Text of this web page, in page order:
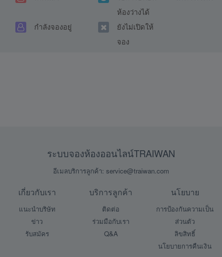
ห้องว่างได้
กำลังจองอยู่
ยังไม่เปิดให้
จอง
ระบบจองห้องออนไลน์TRAIWAN
อีเมลบริการลูกค้า: service@traiwan.com
เกี่ยวกับเรา
แนะนำบริษัท
ข่าว
รับสมัคร
บริการลูกค้า
ติดต่อ
ร่วมมือกับเรา
Q&A
นโยบาย
การป้องกันความเป็น
ส่วนตัว
ลิขสิทธิ์
นโยบายการคืนเงิน